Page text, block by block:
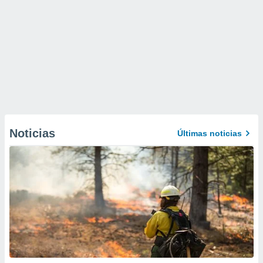
Noticias Últimas noticias